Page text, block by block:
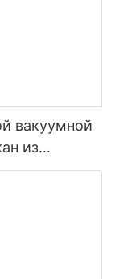
вакуумной
из
для